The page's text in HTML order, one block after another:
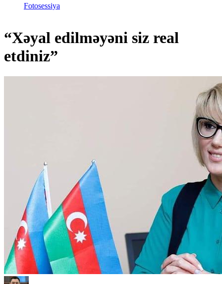
Fotosessiya
“Xəyal edilməyəni siz real
etdiniz”